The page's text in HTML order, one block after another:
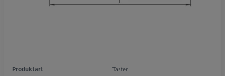
Produktart
Taster